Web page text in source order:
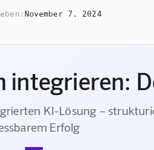
November 7, 2024
integrieren:
KI-Lösung –
Erfolg